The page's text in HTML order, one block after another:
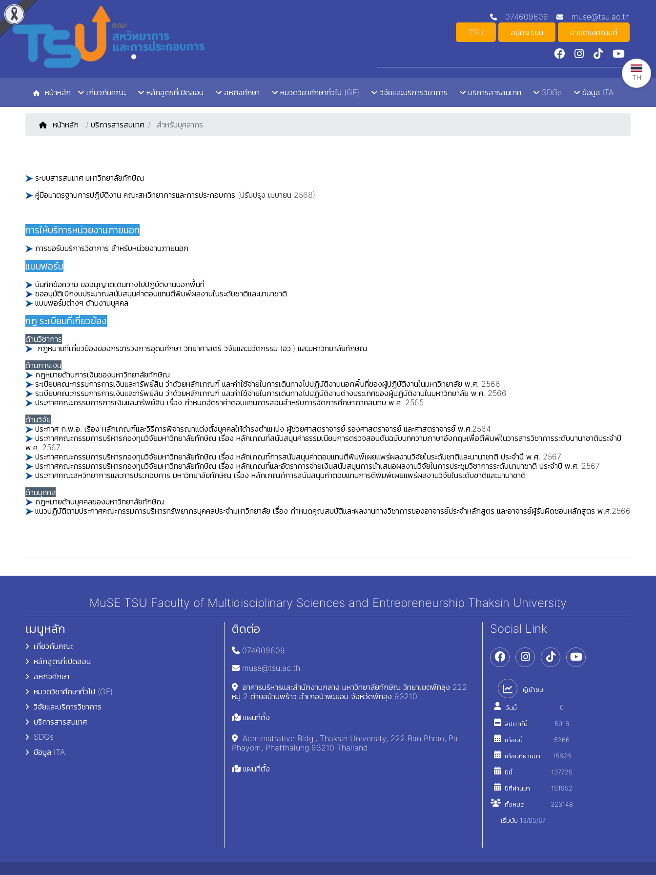
074609609
muse@tsu.ac.th
TSU
สมัครเรียน สายตรงคณบดี
หน้าหลัก เกี่ยวกับคณะ หลักสูตรที่เปิดสอน สหกิจศึกษา หมวดวิชาศึกษาทั่วไป (GE) วิจัยและบริการวิชาการ บริการสารสนเทศ SDGs ข้อมูล ITA
หน้าหลัก / บริการสารสนเทศ สำหรับบุคลากร
ระบบสารสนเทศ มหาวิทยาลัยทักษิณ
คู่มือมาตรฐานการปฏิบัติงาน คณะสหวิทยาการและการประกอบการ (ปรับปรุง เมษายน 2568)
การให้บริการหน่วยงานภายนอก
การขอรับบริการวิชาการ สำหรับหน่วยงานภายนอก
แบบฟอร์ม
บันทึกข้อความ ขออนุญาตเดินทางไปปฏิบัติงานนอกพื้นที่
ขออนุมัติเบิกงบประมาณสนับสนุนค่าตอบแทนตีพิมพ์ผลงานในระดับชาติและนานาชาติ
แบบฟอร์มต่างๆ ด้านงานบุคคล
กฎ ระเบียบที่เกี่ยวข้อง
ด้านวิชาการ
กฏหมายที่เกี่ยวข้องของกระทรวงการอุดมศึกษา วิทยาศาสตร์ วิจัยและนวัตกรรม (อว.) และมหาวิทยาลัยทักษิณ
ด้านการเงิน
กฏหมายด้านการเงินของมหาวิทยาลัยทักษิณ
ระเบียบคณะกรรมการการเงินและทรัพย์สิน ว่าด้วยหลักเกณฑ์ และค่าใช้จ่ายในการเดินทางไปปฏิบัติงานนอกพื้นที่ของผู้ปฏิบัติงานในมหาวิทยาลัย พ.ศ. 2566
ระเบียบคณะกรรมการการเงินและทรัพย์สิน ว่าด้วยหลักเกณฑ์ และค่าใช้จ่ายในการเดินทางไปปฏิบัติงานต่างประเทศของผู้ปฏิบัติงานในมหาวิทยาลัย พ.ศ. 2566
ประกาศคณะกรรมการการเงินและทรัพย์สิน เรื่อง กำหนดอัตราค่าตอบแทนการสอนสำหรับการจัดการศึกษาภาคสมทบ พ.ศ. 2565
ด้านวิจัย
ประกาศ ก.พ.อ. เรื่อง หลักเกณฑ์และวิธีการพิจารณาแต่งตั้งบุคคลให้ดำรงตำแหน่ง ผู้ช่วยศาสตราจารย์ รองศาสตราจารย์ และศาสตราจารย์ พ.ศ.2564
ประกาศคณะกรรมการบริหารกองทุนวิจัยมหาวิทยาลัยทักษิณ เรื่อง หลักเกณฑ์สนับสนุนค่าธรรมเนียมการตรวจสอบต้นฉบับบทความภาษาอังกฤษเพื่อตีพิมพ์ในวารสารวิชาการระดับนานาชาติประจำปี
พ.ศ. 2567
ประกาศคณะกรรมการบริหารกองทุนวิจัยมหาวิทยาลัยทักษิณ เรื่อง หลักเกณฑ์การสนับสนุนค่าตอบแทนตีพิมพ์เผยแพร่ผลงานวิจัยในระดับชาติและนานาชาติ ประจำปี พ.ศ. 2567
ประกาศคณะกรรมการบริหารกองทุนวิจัยมหาวิทยาลัยทักษิณ เรื่อง หลักเกณฑ์และอัตราการจ่ายเงินสนับสนุนการนำเสนอผลงานวิจัยในการประชุมวิชาการระดับนานาชาติ ประจำปี พ.ศ. 2567
ประกาศคณะสหวิทยาการและการประกอบการ มหาวิทยาลัยทักษิณ เรื่อง หลักเกณฑ์การสนับสนุนค่าตอบแทนการตีพิมพ์เผยแพร่ผลงานวิจัยในระดับชาติและนานาชาติ
ด้านบุคคล
กฏหมายด้านบุคคลของมหาวิทยาลัยทักษิณ
แนวปฏิบัติตามประกาศคณะกรรมการบริหารทรัพยากรบุคคลประจำมหาวิทยาลัย เรื่อง กำหนดคุณสมบัติและผลงานทางวิชาการของอาจารย์ประจำหลักสูตร และอาจารย์ผู้รับผิดชอบหลักสูตร พ.ศ.2566
MuSE TSU Faculty of Multidisciplinary Sciences and Entrepreneurship Thaksin University
เมนูหลัก
เกี่ยวกับคณะ
หลักสูตรที่เปิดสอน
สหกิจศึกษา
หมวดวิชาศึกษาทั่วไป (GE)
วิจัยและบริการวิชาการ
บริการสารสนเทศ
SDGs
ข้อมูล ITA
ติดต่อ
074609609
muse@tsu.ac.th
อาคารบริหารและสำนักงานกลาง มหาวิทยาลัยทักษิณ วิทยาเขตพัทลุง 222
หมู่ 2 ตำบลบ้านพร้าว อำเภอป่าพะยอม จังหวัดพัทลุง 93210
แผนที่ตั้ง
Administrative Bldg., Thaksin University, 222 Ban Phrao, Pa
Phayom, Phatthalung 93210 Thailand
แผนที่ตั้ง
Social Link
ผู้เข้าชม
วันนี้ 0
สัปดาห์นี้ 5018
เดือนนี้ 5266
เดือนที่ผ่านมา 15626
ปีนี้ 137725
ปีที่ผ่านมา 151952
ทั้งหมด 323148
เริ่มนับ 13/05/67
TH